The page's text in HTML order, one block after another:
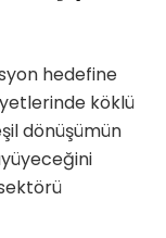
hedefine
köklü
dönüşümün